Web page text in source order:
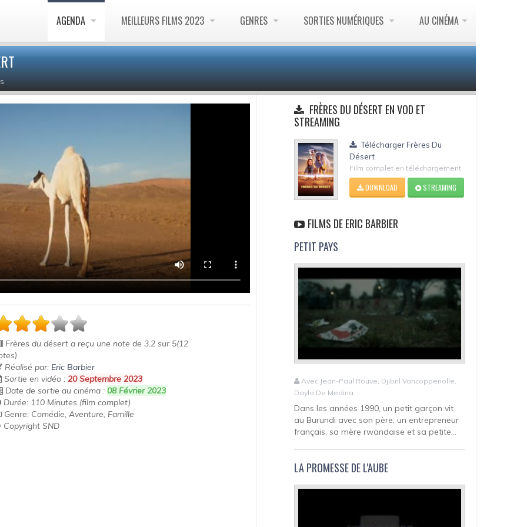
AGENDA MEILLEURS FILMS 2023 GENRES SORTIES NUMÉRIQUES AU CINÉMA
Frères du désert a reçu une note de3.2 sur 5(12
Réalisé par: Eric Barbier
Sortie en vidéo : 20 Septembre 2023
Date de sortie au cinéma :08 Février 2023
Durée: 110 Minutes (film complet)
Genre: Comédie, Aventure, Famille
SND
FRÈRES DU DÉSERT EN VOD ET
STREAMING
Télécharger Frères Du
Désert
Film complet en téléchargement
DOWNLOAD STREAMING
FILMS DE ERIC BARBIER
PETIT PAYS
Avec Jean-Paul Rouve, Djibril Vancoppenolle,
Dayla De Medina
Dans les années 1990, un petit garçon vit
au Burundi avec son père, un entrepreneur
français, sa mère rwandaise et sa petite...
LA PROMESSE DE L'AUBE